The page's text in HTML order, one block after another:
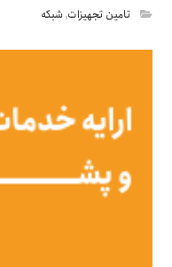
تامین تجهیزات,شبکه